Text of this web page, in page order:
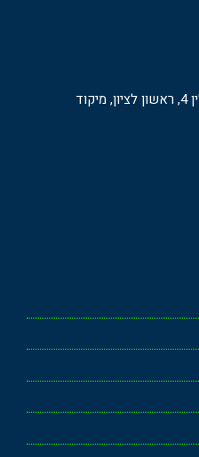
| רח' הנצי"ב מוולוז'ין 4, ראשון לציון, מיקוד